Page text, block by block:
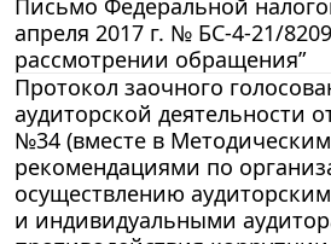
апреля 2017 г. № БС-4-21/
рассмотрении обращения”
Протокол заочного
аудиторской деятельности
№34 (вместе в
рекомендациями по
осуществлению
и индивидуальными